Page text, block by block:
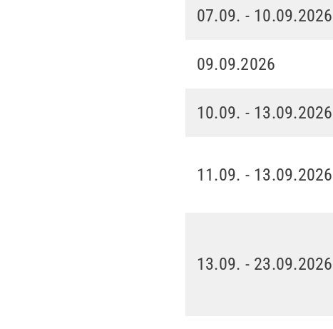
07.09. - 10.09.2026
09.09.2026
10.09. - 13.09.2026
11.09. - 13.09.2026
13.09. - 23.09.2026